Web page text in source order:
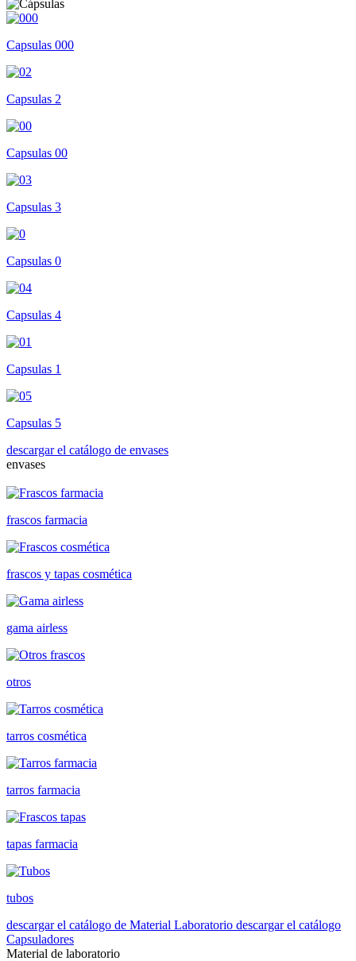
Capsulas 000
Capsulas 2
Capsulas 00
Capsulas 3
Capsulas 0
Capsulas 4
Capsulas 1
Capsulas 5
descargar el catálogo de envases
envases
frascos farmacia
frascos y tapas cosmética
gama airless
otros
tarros cosmética
tarros farmacia
tapas farmacia
tubos
descargar el catálogo de Material Laboratorio descargar el catálogo
Capsuladores
Material de laboratorio